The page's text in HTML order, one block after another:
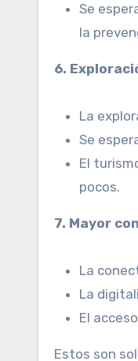
Se
la
6.
La
Se
El
pocos.
7. Mayor
La
La
El
Estos son